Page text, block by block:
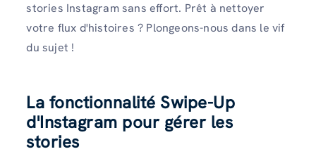
stories Instagram sans effort. Prêt à nettoyer
votre flux d'histoires ? Plongeons-nous dans le vif
du sujet !
La fonctionnalité Swipe-Up
d'Instagram pour gérer les
stories